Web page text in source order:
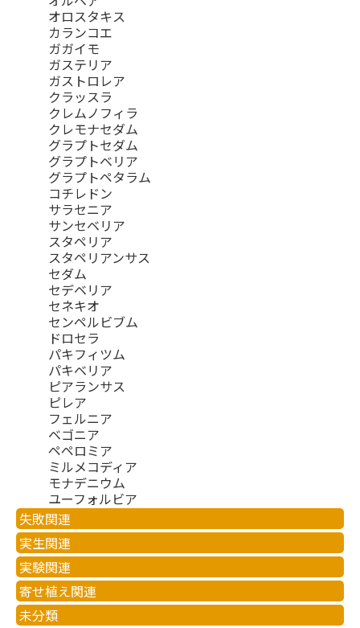
オロスタキス
カランコエ
ガガイモ
ガステリア
ガストロレア
クラッスラ
クレムノフィラ
クレモナセダム
グラプトセダム
グラプトベリア
グラプトペタラム
コチレドン
サラセニア
サンセベリア
スタペリア
スタペリアンサス
セダム
セデベリア
セネキオ
センペルビブム
ドロセラ
パキフィツム
パキベリア
ピアランサス
ピレア
フェルニア
ベゴニア
ペペロミア
ミルメコディア
モナデニウム
ユーフォルビア
失敗関連
実生関連
実験関連
寄せ植え関連
未分類